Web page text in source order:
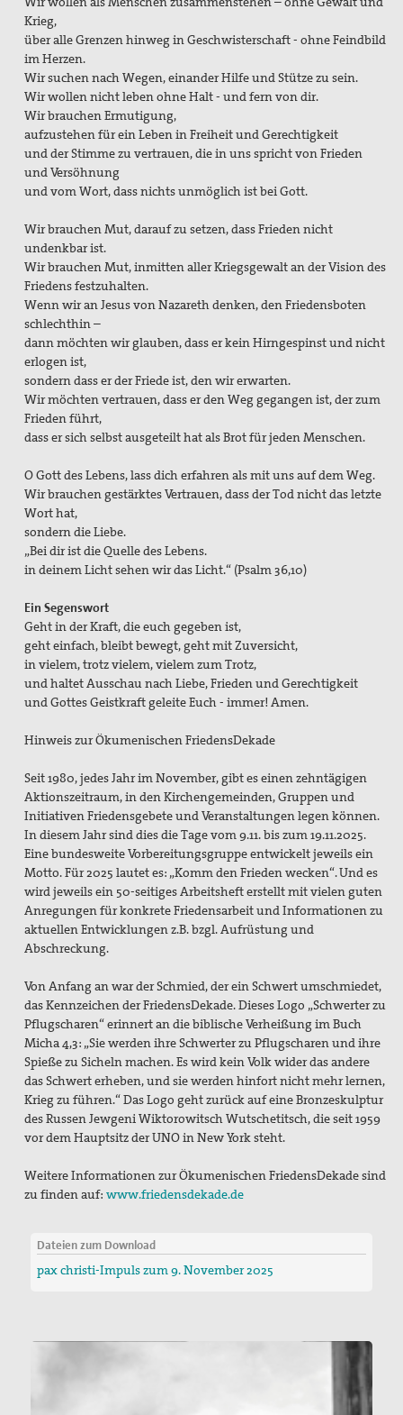
Krieg,
über alle Grenzen hinweg in Geschwisterschaft - ohne Feindbild
im Herzen.
Wir suchen nach Wegen, einander Hilfe und Stütze zu sein.
Wir wollen nicht leben ohne Halt - und fern von dir.
Wir brauchen Ermutigung,
aufzustehen für ein Leben in Freiheit und Gerechtigkeit
und der Stimme zu vertrauen, die in uns spricht von Frieden
und Versöhnung
und vom Wort, dass nichts unmöglich ist bei Gott.
Wir brauchen Mut, darauf zu setzen, dass Frieden nicht
undenkbar ist.
Wir brauchen Mut, inmitten aller Kriegsgewalt an der Vision des
Friedens festzuhalten.
Wenn wir an Jesus von Nazareth denken, den Friedensboten
schlechthin –
dann möchten wir glauben, dass er kein Hirngespinst und nicht
erlogen ist,
sondern dass er der Friede ist, den wir erwarten.
Wir möchten vertrauen, dass er den Weg gegangen ist, der zum
Frieden führt,
dass er sich selbst ausgeteilt hat als Brot für jeden Menschen.
O Gott des Lebens, lass dich erfahren als mit uns auf dem Weg.
Wir brauchen gestärktes Vertrauen, dass der Tod nicht das letzte
Wort hat,
sondern die Liebe.
„Bei dir ist die Quelle des Lebens.
in deinem Licht sehen wir das Licht.“ (Psalm 36,10)
Ein Segenswort
Geht in der Kraft, die euch gegeben ist,
geht einfach, bleibt bewegt, geht mit Zuversicht,
in vielem, trotz vielem, vielem zum Trotz,
und haltet Ausschau nach Liebe, Frieden und Gerechtigkeit
und Gottes Geistkraft geleite Euch - immer! Amen.
Hinweis zur Ökumenischen FriedensDekade
Seit 1980, jedes Jahr im November, gibt es einen zehntägigen
Aktionszeitraum, in den Kirchengemeinden, Gruppen und
Initiativen Friedensgebete und Veranstaltungen legen können.
In diesem Jahr sind dies die Tage vom 9.11. bis zum 19.11.2025.
Eine bundesweite Vorbereitungsgruppe entwickelt jeweils ein
Motto. Für 2025 lautet es: „Komm den Frieden wecken“. Und es
wird jeweils ein 50-seitiges Arbeitsheft erstellt mit vielen guten
Anregungen für konkrete Friedensarbeit und Informationen zu
aktuellen Entwicklungen z.B. bzgl. Aufrüstung und
Abschreckung.
Von Anfang an war der Schmied, der ein Schwert umschmiedet,
das Kennzeichen der FriedensDekade. Dieses Logo „Schwerter zu
Pflugscharen“ erinnert an die biblische Verheißung im Buch
Micha 4,3: „Sie werden ihre Schwerter zu Pflugscharen und ihre
Spieße zu Sicheln machen. Es wird kein Volk wider das andere
das Schwert erheben, und sie werden hinfort nicht mehr lernen,
Krieg zu führen.“ Das Logo geht zurück auf eine Bronzeskulptur
des Russen Jewgeni Wiktorowitsch Wutschetitsch, die seit 1959
vor dem Hauptsitz der UNO in New York steht.
Weitere Informationen zur Ökumenischen FriedensDekade sind
zu finden auf:www.friedensdekade.de
Dateien zum Download
pax christi-Impuls zum 9. November 2025